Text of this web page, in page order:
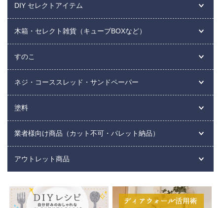
DIY セレクトアイテム
木箱・セレクト雑貨（キューブBOXなど）
すのこ
ネジ・コーススレッド・サンドペーパー
塗料
業者様向け商品（カット不可・パレット納品）
アウトレット商品